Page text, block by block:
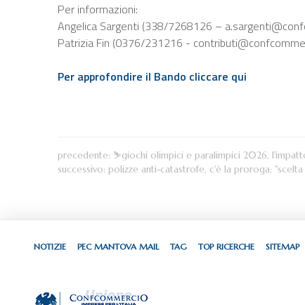
Per informazioni:
Angelica Sargenti (338/7268126 –
Patrizia Fin (0376/231216 -
Per approfondire il Bando cliccare qui
precedente: ⛷giochi olimpici e paralimpici 2026,
successivo: polizze anti-catastrofe, c'è la proroga:
NOTIZIE PEC MANTOVA MAIL TAG TOP RICERCHE SITEMAP